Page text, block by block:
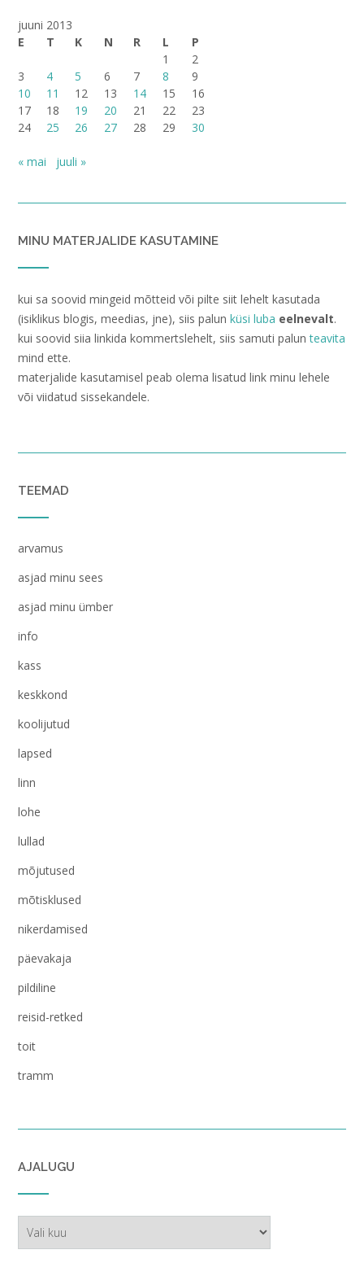
juuni 2013
E
T K N R L
P
1
2
3
4 5 6 7 8
9
10
11 12 13 14 15
16
17
18 19 20 21 22
23
24
25 26 27 28 29 30
« mai juuli »
MINU MATERJALIDE KASUTAMINE
kui sa soovid mingeid mõtteid või pilte siit lehelt kasutada
(isiklikus blogis, meedias, jne), siis palun küsi luba eelnevalt.
kui soovid siia linkida kommertslehelt, siis samuti palunteavita
mind ette.
materjalide kasutamisel peab olema lisatud link minu lehele
või viidatud sissekandele.
TEEMAD
arvamus
asjad minu sees
asjad minu ümber
info
kass
keskkond
koolijutud
lapsed
linn
lohe
lullad
mõjutused
mõtisklused
nikerdamised
päevakaja
pildiline
reisid-retked
toit
tramm
AJALUGU